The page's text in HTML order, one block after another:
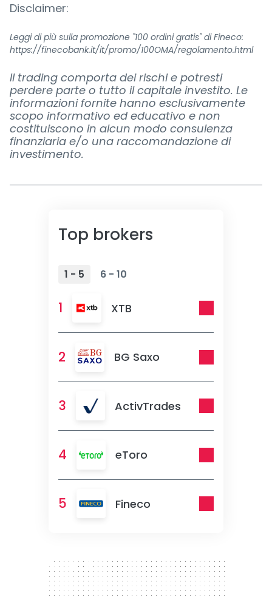
Disclaimer:
Leggi di più sulla promozione "100 ordini gratis" di Fineco:
https://finecobank.it/it/promo/100OMA/regolamento.html
Il trading comporta dei rischi e potresti
perdere parte o tutto il capitale investito. Le
informazioni fornite hanno esclusivamente
scopo informativo ed educativo e non
costituiscono in alcun modo consulenza
finanziaria e/o una raccomandazione di
investimento.
Top brokers
1 - 5 6 - 10
1 XTB
2 BG Saxo
3 ActivTrades
4 eToro
5 Fineco
300 x 250